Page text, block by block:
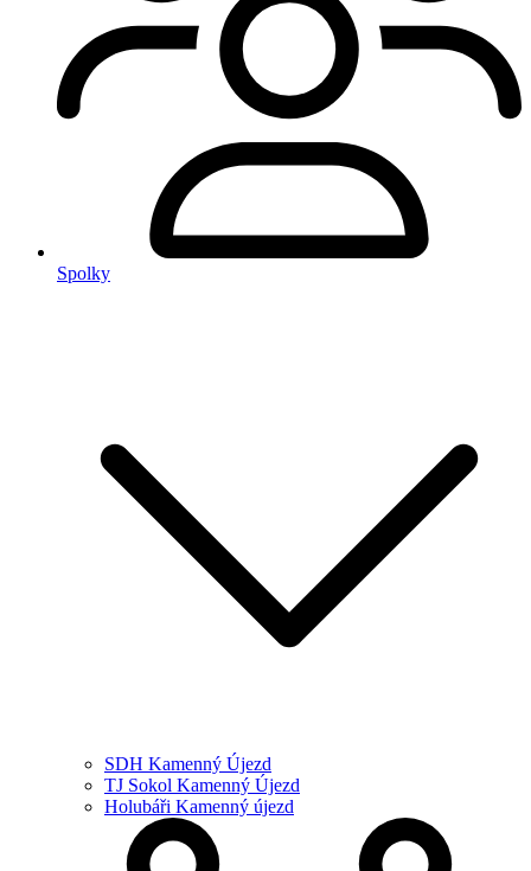
Spolky
SDH Kamenný Újezd
TJ Sokol Kamenný Újezd
Holubáři Kamenný újezd